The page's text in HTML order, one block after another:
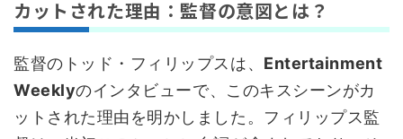
カットされた理由：監督の意図とは？
監督のトッド・フィリップスは、 Entertainment
Weeklyのインタビューで、このキスシーンがカ
ットされた理由を明かしました。フィリップス監